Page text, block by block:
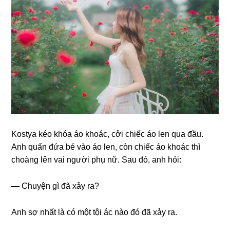
Kostya kéo khóa áo khoác, cởi chiếc áo len qua đầu.
Anh quấn đứa bé vào áo len, còn chiếc áo khoác thì
choànɡ lên vai người phụ nữ. Sau đó, anh hỏi:
— Chuyện ɡì đã xảy ra?
Anh ѕợ nhất là có một tội ác nào đó đã xảy ra.